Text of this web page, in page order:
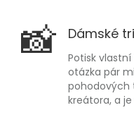
📸 Dámské
Potisk
otázka pár
pohodových
kreátora, a